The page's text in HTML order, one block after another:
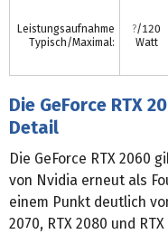
Leistungsaufnahme
Typisch/Maximal:
?/120
Watt
Die GeForce RTX
Detail
Die GeForce RTX 2060
von Nvidia erneut als
einem Punkt deutlich
2070, RTX 2080 und